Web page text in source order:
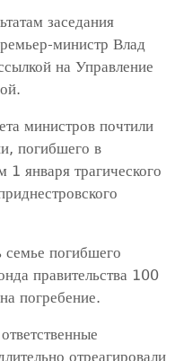
заседания
министр Влад
на Управление
министров почтили
погибшего в
1 января трагического
погибшего
правительства 100
погребение.
отреагировали